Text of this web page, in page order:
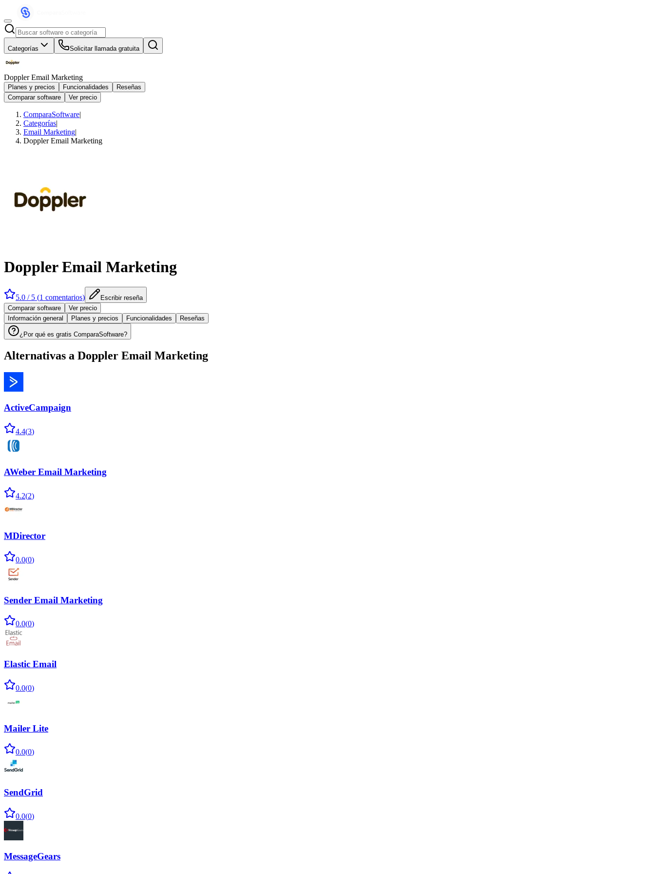
Categorías Solicitar llamada gratuita
Doppler Email Marketing
Planes y precios Funcionalidades
Reseñas
Comparar software
Ver precio
ComparaSoftware|
Categorías|
Email Marketing|
Doppler Email Marketing
Doppler Email Marketing
5.0 / 5 (1 comentarios)
Escribir reseña
Comparar software
Ver precio
Información general
Planes y precios Funcionalidades Reseñas
¿Por qué es gratis ComparaSoftware?
Alternativas a Doppler Email Marketing
ActiveCampaign
4.4(3)
AWeber Email Marketing
4.2(2)
MDirector
0.0(0)
Sender Email Marketing
0.0(0)
Elastic Email
0.0(0)
Mailer Lite
0.0(0)
SendGrid
0.0(0)
MessageGears